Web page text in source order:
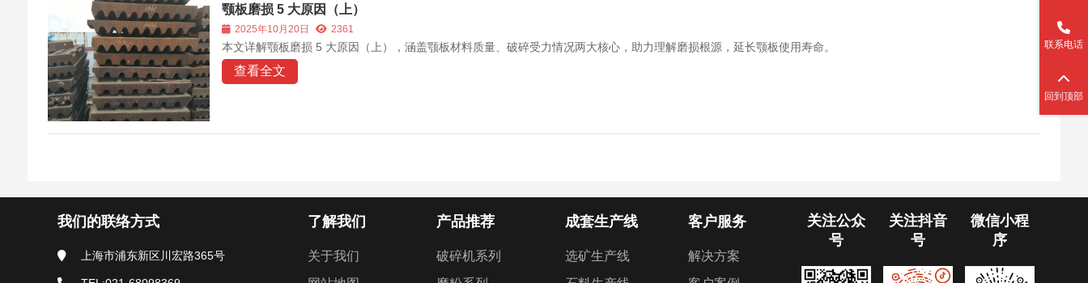
颚板磨损 5 大原因（上）
2025年10月20日 2361
本文详解颚板磨损 5 大原因（上），涵盖颚板材料质量、破碎受力情况两大核心，助力理解磨损根源，延长颚板使用寿命。
查看全文
我们的联络方式
上海市浦东新区川宏路365号
了解我们
关于我们
产品推荐
破碎机系列
成套生产线
选矿生产线
客户服务
解决方案
关注公众
号
关注抖音
号
微信小程
序
联系电话
回到顶部